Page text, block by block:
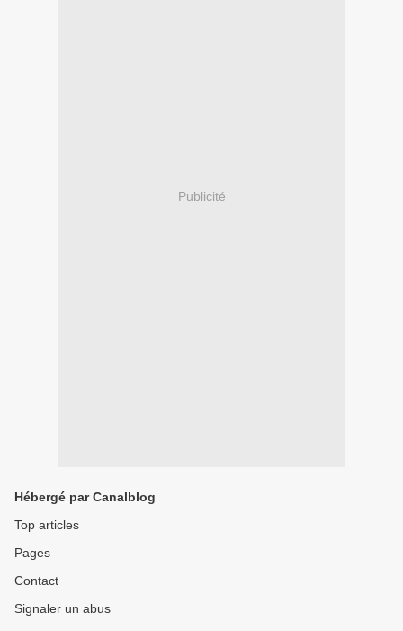
Publicité
Hébergé par Canalblog
Top articles
Pages
Contact
Signaler un abus